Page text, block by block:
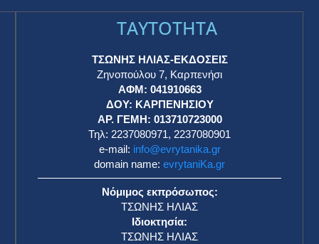
TAYTOTHTA
ΤΣΩΝΗΣ ΗΛΙΑΣ-ΕΚΔΟΣΕΙΣ
Ζηνοπούλου 7, Καρπενήσι
ΑΦΜ: 041910663
ΔΟΥ: ΚΑΡΠΕΝΗΣΙΟΥ
ΑΡ. ΓΕΜΗ: 013710723000
Τηλ: 2237080971, 2237080901
e-mail: info@evrytanika.gr
domain name: evrytaniKa.gr
Νόμιμος εκπρόσωπος:
ΤΣΩΝΗΣ ΗΛΙΑΣ
Ιδιοκτησία:
ΤΣΩΝΗΣ ΗΛΙΑΣ